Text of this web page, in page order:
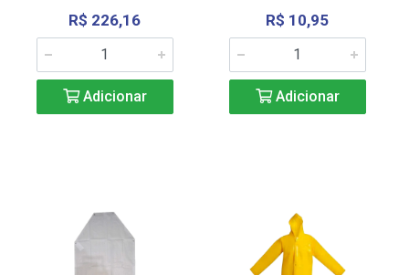
R$ 226,16
Adicionar
R$ 10,95
Adicionar